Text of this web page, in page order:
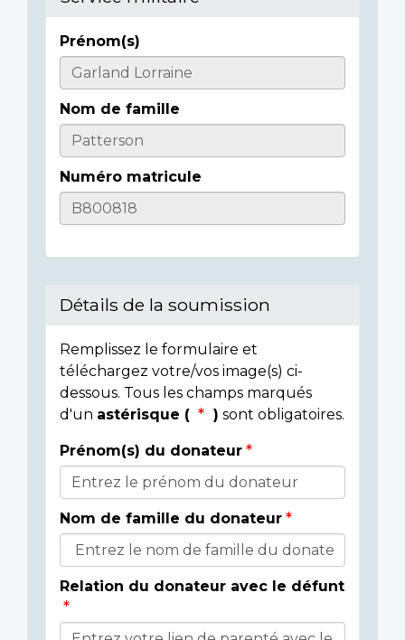
Informations
sur
l'individu
Prénom(s)
Nom de famille
Numéro matricule
Détails de la soumission
Remplissez le formulaire et
téléchargez votre/vos image(s) ci-
dessous. Tous les champs marqués
d'un astérisque ( ) sont obligatoires.
Détails
du
donateur
Prénom(s) du donateur
Nom de famille du donateur
Relation du donateur avec le défunt